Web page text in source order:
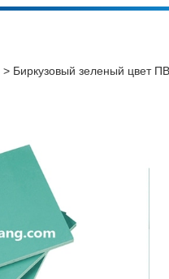
> Биркузовый зеленый цвет